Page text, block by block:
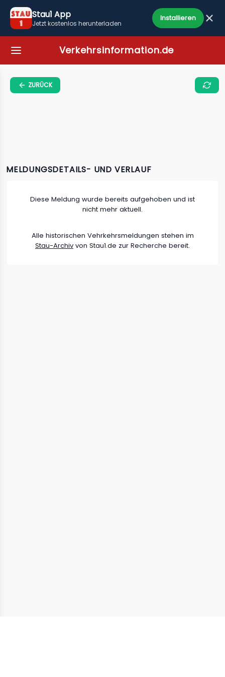
Stau1 App
Jetzt kostenlos herunterladen
Installieren
Verkehrsinformation.de
ZURÜCK
MELDUNGSDETAILS- UND VERLAUF
Diese Meldung wurde bereits aufgehoben und ist
nicht mehr aktuell.
Alle historischen Vehrkehrsmeldungen stehen im
Stau-Archiv von Stau1.de zur Recherche bereit.